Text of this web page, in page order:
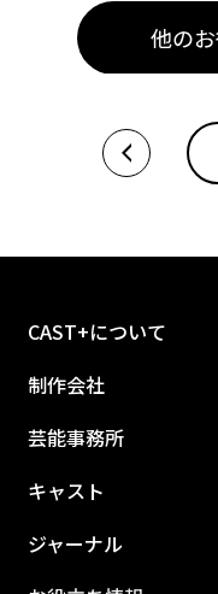
CAST+について
制作会社
芸能事務所
キャスト
ジャーナル